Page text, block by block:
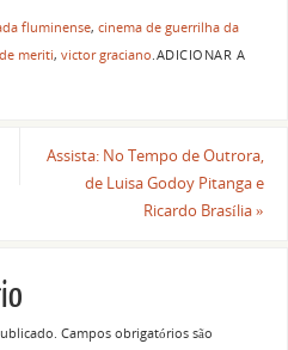
fluminense,cinema de guerrilha da
meriti, victor graciano ADICIONAR A
Assista: No Tempo de Outrora,
de Luisa Godoy Pitanga e
Ricardo Brasília»
Campos obrigatórios são